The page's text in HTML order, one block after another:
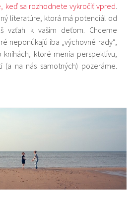
keď sa rozhodnete vykročiť vpred.
literatúre, ktorá má potenciál od
vzťah k vašim deťom. Chceme
neponúkajú iba „výchovné rady“,
ktoré menia perspektívu,
na nás samotných) pozeráme.